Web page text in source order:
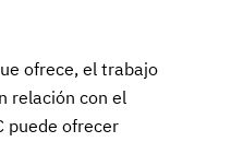
ofrece, el trabajo
relación con el
puede ofrecer